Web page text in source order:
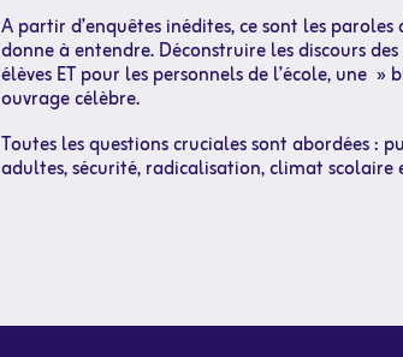
A partir d’enquêtes inédites, ce sont les
donne à entendre. Déconstruire les discours
élèves ET pour les personnels de l’école, une
ouvrage célèbre.
Toutes les questions cruciales sont abordées
adultes, sécurité, radicalisation, climat